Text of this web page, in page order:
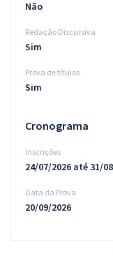
Não
Redação Discursiva
Sim
Prova de títulos
Sim
Cronograma
Inscrições
24/07/2026 até 31/
Data da Prova
20/09/2026